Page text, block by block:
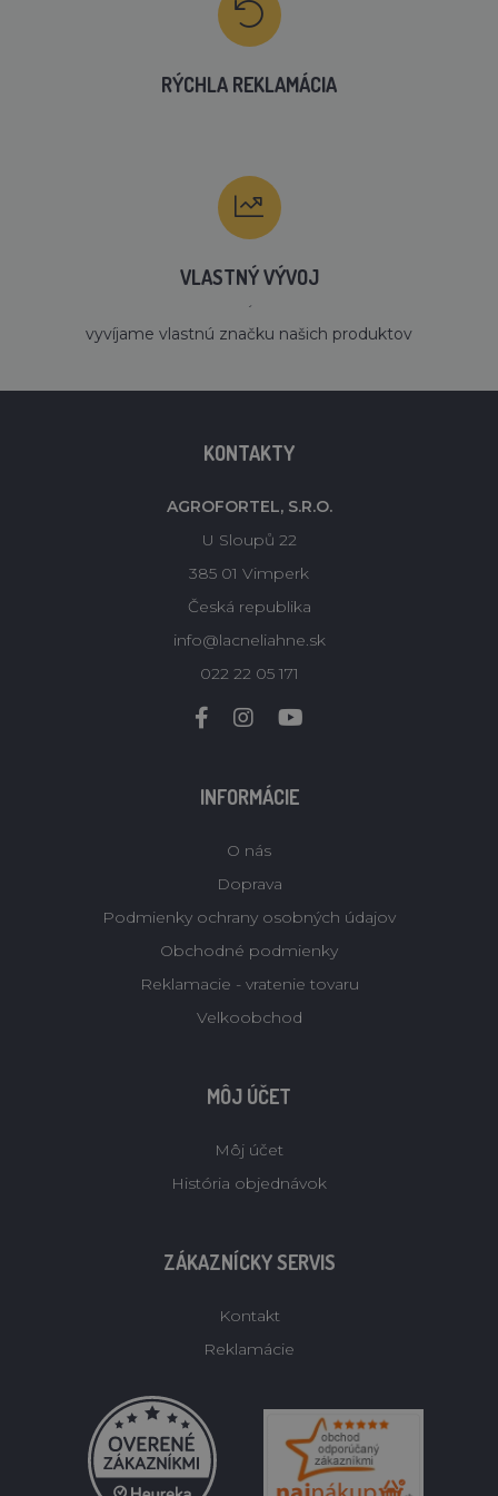
RÝCHLA REKLAMÁCIA
VLASTNÝ VÝVOJ
´
vyvíjame vlastnú značku našich produktov
KONTAKTY
AGROFORTEL, S.R.O.
U Sloupů 22
385 01 Vimperk
Česká republika
info@lacneliahne.sk
022 22 05 171
INFORMÁCIE
O nás
Doprava
Podmienky ochrany osobných údajov
Obchodné podmienky
Reklamacie - vratenie tovaru
Velkoobchod
MÔJ ÚČET
Môj účet
História objednávok
ZÁKAZNÍCKY SERVIS
Kontakt
Reklamácie